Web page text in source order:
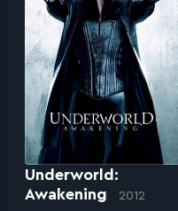
Underworld:
Awakening
2012